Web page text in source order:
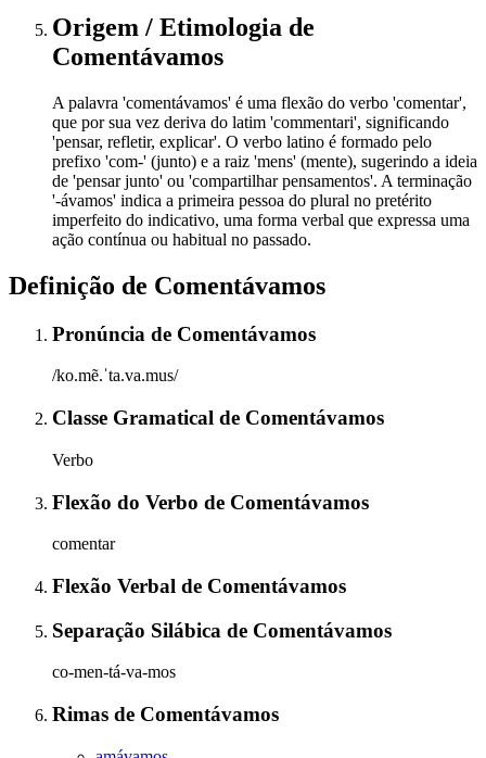
Origem / Etimologia de
Comentávamos
A palavra 'comentávamos' é uma flexão do verbo 'comentar',
que por sua vez deriva do latim 'commentari', significando
'pensar, refletir, explicar'. O verbo latino é formado pelo
prefixo 'com-' (junto) e a raiz 'mens' (mente), sugerindo a ideia
de 'pensar junto' ou 'compartilhar pensamentos'. A terminação
'-ávamos' indica a primeira pessoa do plural no pretérito
imperfeito do indicativo, uma forma verbal que expressa uma
ação contínua ou habitual no passado.
Definição de Comentávamos
Pronúncia de Comentávamos
/ko.mẽ.ˈta.va.mus/
Classe Gramatical de Comentávamos
Verbo
Flexão do Verbo de Comentávamos
comentar
Flexão Verbal de Comentávamos
Separação Silábica de Comentávamos
co-men-tá-va-mos
Rimas de Comentávamos